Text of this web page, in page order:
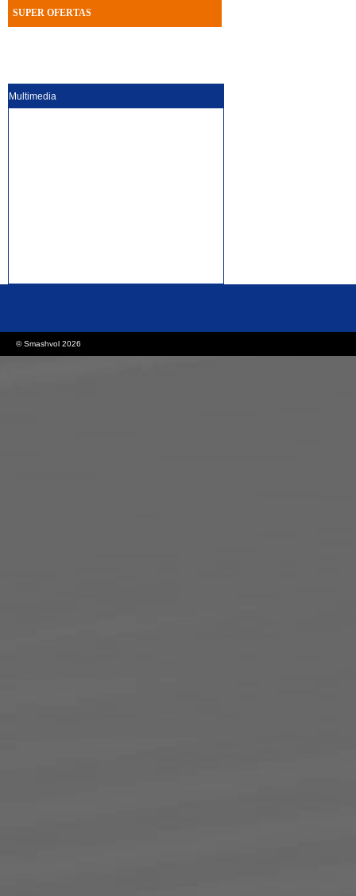
SUPER OFERTAS
Multimedia
© Smashvol 2026